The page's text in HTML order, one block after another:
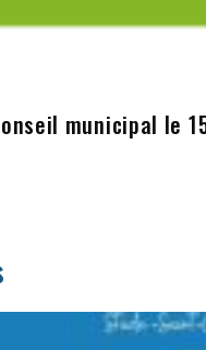
municipal le